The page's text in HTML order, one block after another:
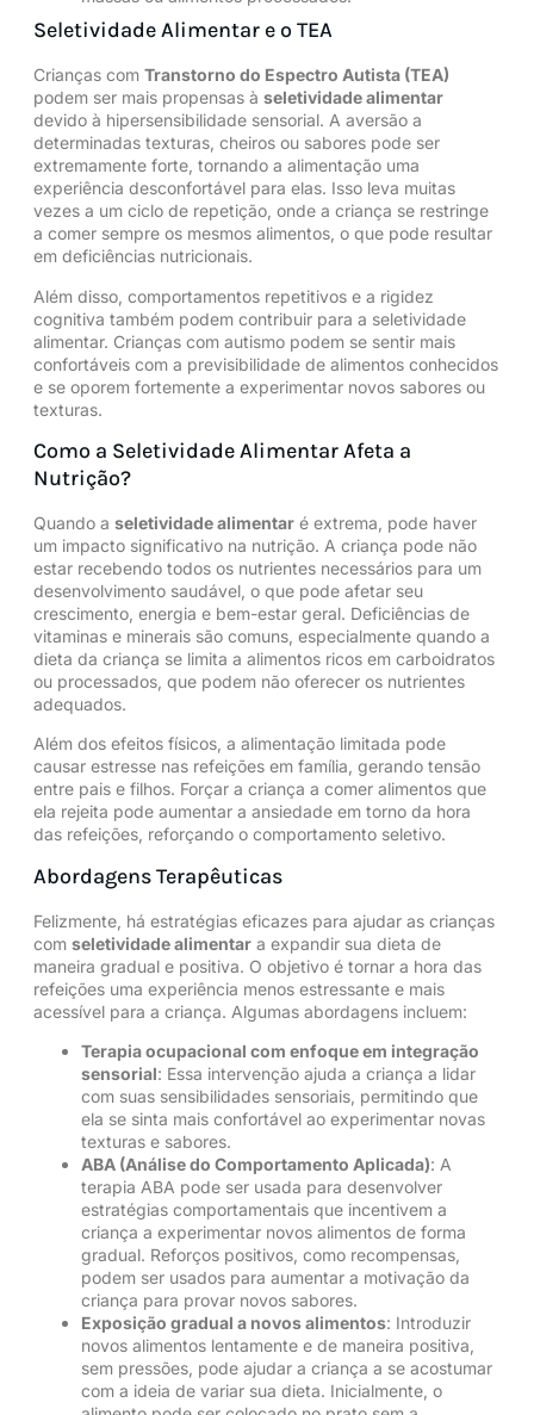
Seletividade Alimentar e o TEA
Crianças com Transtorno do Espectro Autista (TEA)
podem ser mais propensas à seletividade alimentar
devido à hipersensibilidade sensorial. A aversão a
determinadas texturas, cheiros ou sabores pode ser
extremamente forte, tornando a alimentação uma
experiência desconfortável para elas. Isso leva muitas
vezes a um ciclo de repetição, onde a criança se restringe
a comer sempre os mesmos alimentos, o que pode resultar
em deficiências nutricionais.
Além disso, comportamentos repetitivos e a rigidez
cognitiva também podem contribuir para a seletividade
alimentar. Crianças com autismo podem se sentir mais
confortáveis com a previsibilidade de alimentos conhecidos
e se oporem fortemente a experimentar novos sabores ou
texturas.
Como a Seletividade Alimentar Afeta a
Nutrição?
Quando a seletividade alimentar é extrema, pode haver
um impacto significativo na nutrição. A criança pode não
estar recebendo todos os nutrientes necessários para um
desenvolvimento saudável, o que pode afetar seu
crescimento, energia e bem-estar geral. Deficiências de
vitaminas e minerais são comuns, especialmente quando a
dieta da criança se limita a alimentos ricos em carboidratos
ou processados, que podem não oferecer os nutrientes
adequados.
Além dos efeitos físicos, a alimentação limitada pode
causar estresse nas refeições em família, gerando tensão
entre pais e filhos. Forçar a criança a comer alimentos que
ela rejeita pode aumentar a ansiedade em torno da hora
das refeições, reforçando o comportamento seletivo.
Abordagens Terapêuticas
Felizmente, há estratégias eficazes para ajudar as crianças
com seletividade alimentar a expandir sua dieta de
maneira gradual e positiva. O objetivo é tornar a hora das
refeições uma experiência menos estressante e mais
acessível para a criança. Algumas abordagens incluem:
Terapia ocupacional com enfoque em integração
sensorial: Essa intervenção ajuda a criança a lidar
com suas sensibilidades sensoriais, permitindo que
ela se sinta mais confortável ao experimentar novas
texturas e sabores.
ABA (Análise do Comportamento Aplicada): A
terapia ABA pode ser usada para desenvolver
estratégias comportamentais que incentivem a
criança a experimentar novos alimentos de forma
gradual. Reforços positivos, como recompensas,
podem ser usados para aumentar a motivação da
criança para provar novos sabores.
Exposição gradual a novos alimentos: Introduzir
novos alimentos lentamente e de maneira positiva,
sem pressões, pode ajudar a criança a se acostumar
com a ideia de variar sua dieta. Inicialmente, o